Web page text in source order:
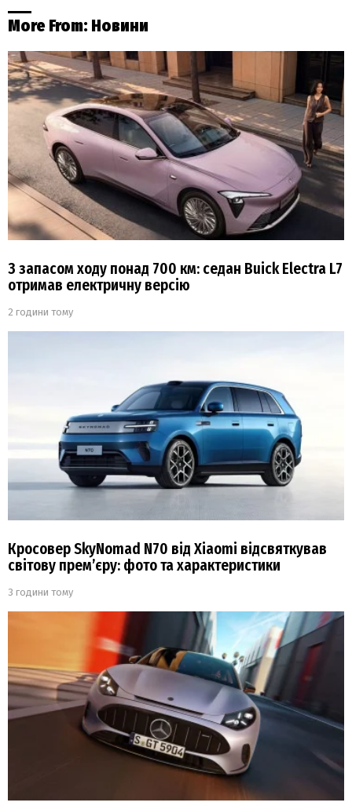
More From: Новини
З запасом ходу понад 700 км: седан Buick Electra L7
отримав електричну версію
2 години тому
Кросовер SkyNomad N70 від Xiaomi відсвяткував
світову прем’єру: фото та характеристики
3 години тому